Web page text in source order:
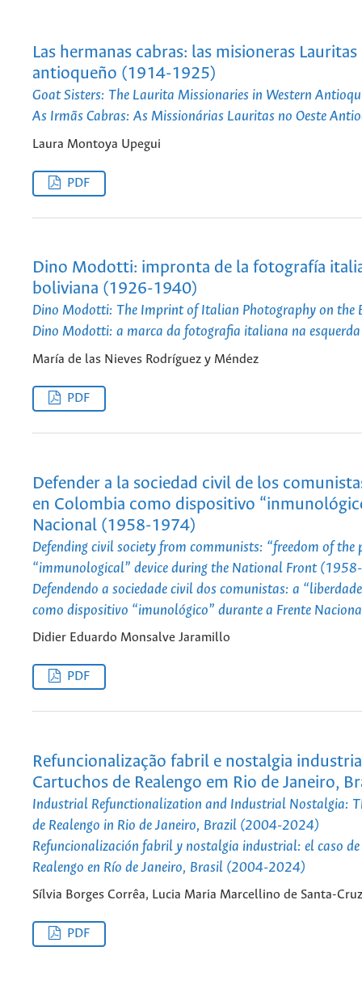
Las hermanas cabras: las misioneras
antioqueño (1914-1925)
Goat Sisters: The Laurita Missionaries in Western
As Irmãs Cabras: As Missionárias Lauritas no Oeste
Laura Montoya Upegui
PDF
Dino Modotti: impronta de la fotografía
boliviana (1926-1940)
Dino Modotti: The Imprint of Italian Photography on
Dino Modotti: a marca da fotografia italiana na
María de las Nieves Rodríguez y Méndez
PDF
Defender a la sociedad civil de los
en Colombia como dispositivo
Nacional (1958-1974)
Defending civil society from communists: “freedom of the
“immunological” device during the National Front
Defendendo a sociedade civil dos comunistas: a
como dispositivo “imunológico” durante a Frente
Didier Eduardo Monsalve Jaramillo
PDF
Refuncionalização fabril e nostalgia
Cartuchos de Realengo em Rio de Janeiro,
Industrial Refunctionalization and Industrial Nostalgia:
de Realengo in Rio de Janeiro, Brazil (2004-2024)
Refuncionalización fabril y nostalgia industrial: el caso de
Realengo en Río de Janeiro, Brasil (2004-2024)
Sílvia Borges Corrêa, Lucia Maria Marcellino de Santa-Cruz
PDF